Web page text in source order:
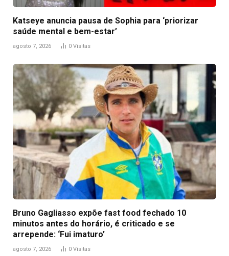
Katseye anuncia pausa de Sophia para ‘priorizar
saúde mental e bem-estar’
agosto 7, 2026 0 Visitas
Bruno Gagliasso expõe fast food fechado 10
minutos antes do horário, é criticado e se
arrepende: ‘Fui imaturo’
agosto 7, 2026 0 Visitas